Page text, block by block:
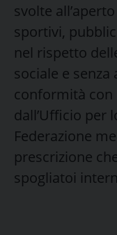
svolte
sportivi,
nel rispetto
sociale e
conformità con
dall’Ufficio per
Federazione
prescrizione
spogliatoi